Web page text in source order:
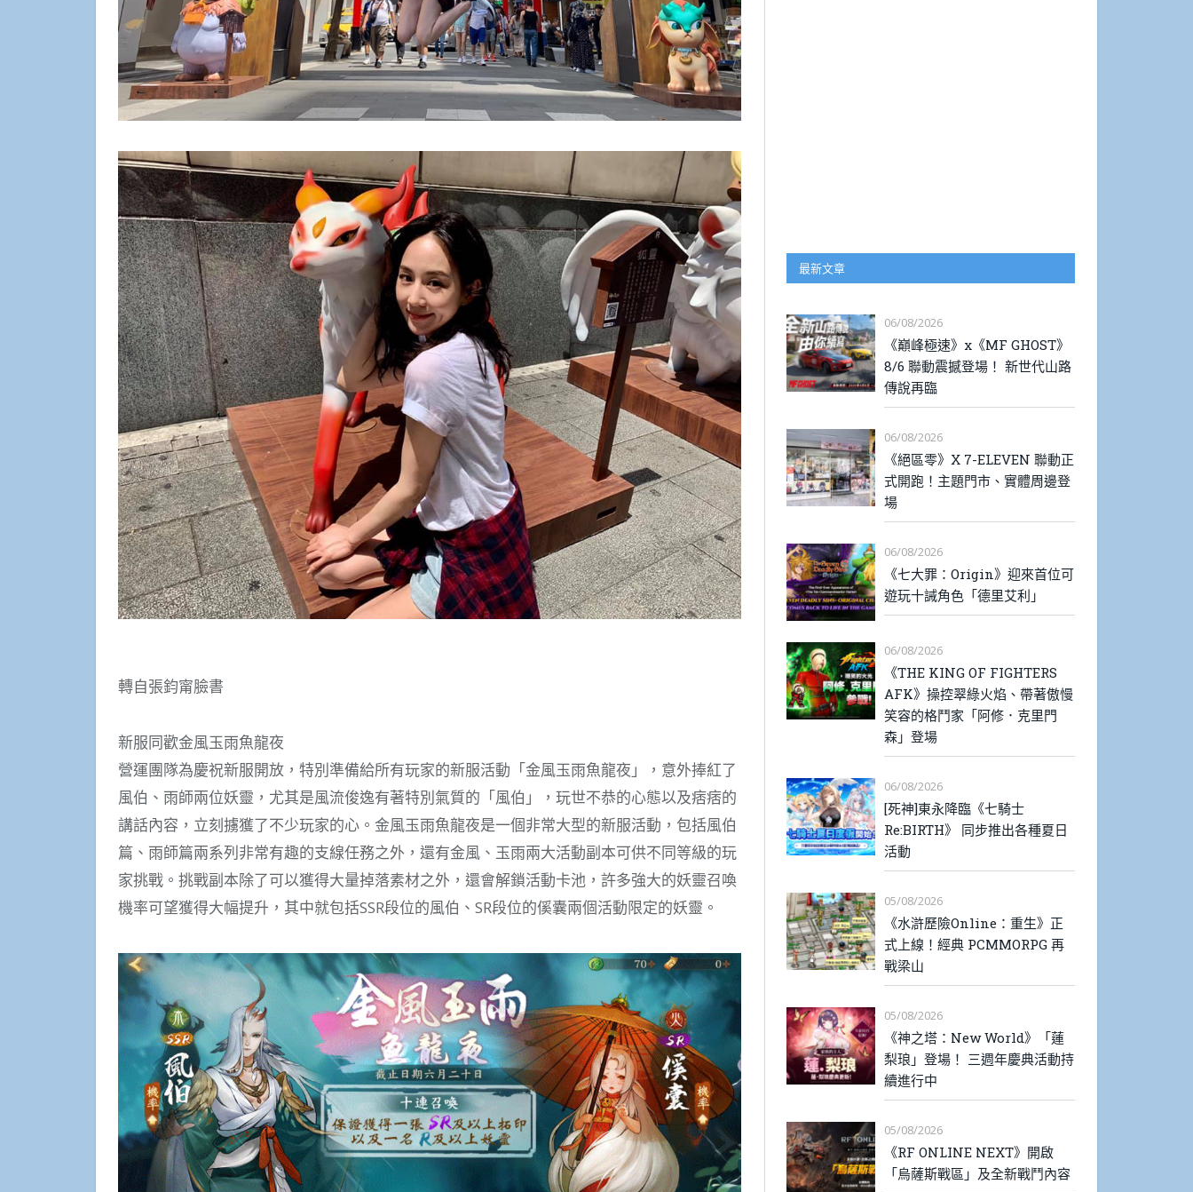
轉自張鈞甯臉書
新服同歡金風玉雨魚龍夜
營運團隊為慶祝新服開放，特別準備給所有玩家的新服活動「金風玉雨魚龍夜」，意外捧紅了
風伯、雨師兩位妖靈，尤其是風流俊逸有著特別氣質的「風伯」，玩世不恭的心態以及痞痞的
講話內容，立刻擄獲了不少玩家的心。金風玉雨魚龍夜是一個非常大型的新服活動，包括風伯
篇、雨師篇兩系列非常有趣的支線任務之外，還有金風、玉雨兩大活動副本可供不同等級的玩
家挑戰。挑戰副本除了可以獲得大量掉落素材之外，還會解鎖活動卡池，許多強大的妖靈召喚
機率可望獲得大幅提升，其中就包括SSR段位的風伯、SR段位的傒囊兩個活動限定的妖靈。
最新文章
06/08/2026
《巔峰極速》x《MF GHOST》
8/6 聯動震撼登場！ 新世代山路
傳說再臨
06/08/2026
《絕區零》X 7-ELEVEN 聯動正
式開跑！主題門市、實體周邊登
場
06/08/2026
《七大罪：Origin》迎來首位可
遊玩十誡角色「德里艾利」
06/08/2026
《THE KING OF FIGHTERS
AFK》操控翠綠火焰、帶著傲慢
笑容的格鬥家「阿修．克里門
森」登場
06/08/2026
[死神]東永降臨《七騎士
Re:BIRTH》 同步推出各種夏日
活動
05/08/2026
《水滸歷險Online：重生》正
式上線！經典 PCMMORPG 再
戰梁山
05/08/2026
《神之塔：New World》「蓮
梨琅」登場！ 三週年慶典活動持
續進行中
05/08/2026
《RF ONLINE NEXT》開啟
「烏薩斯戰區」及全新戰鬥內容